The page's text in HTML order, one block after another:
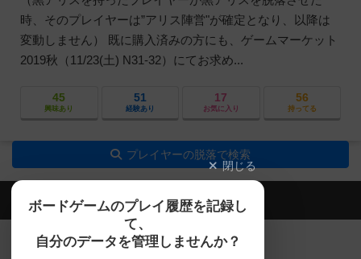
時、そのプレイヤーは”アリス陣営"が確定となり、以降は
変動しません） 既に購入済みの方にも、ゲームマーケット
2019秋（11/23(土) N31-32）にてお求め...
45
興味あり
51
経験あり
17
お気に入り
56
持ってる
プレイヤーの脱落で検索
閉じる
ボードゲームのプレイ履歴を記録し
て、
自分のデータを管理しませんか？
ボドゲーマTOP
ボードゲームを検索する